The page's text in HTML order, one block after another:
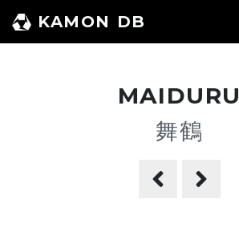
ン
KAMON DB
MAIDURU
舞鶴